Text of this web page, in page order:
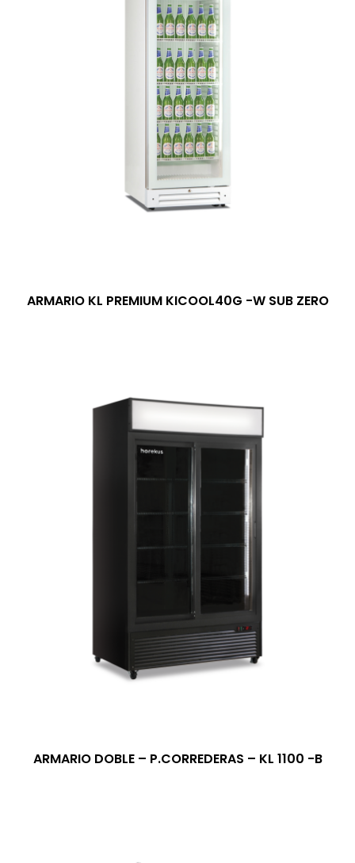
ARMARIO KL PREMIUM KICOOL40G -W SUB ZERO
ARMARIO DOBLE – P.CORREDERAS – KL 1100 -B